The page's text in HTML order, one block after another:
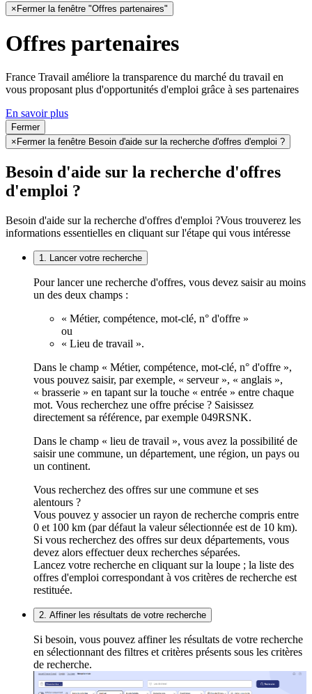
×Fermer la fenêtre "Offres partenaires"
Offres partenaires
France Travail améliore la transparence du marché du travail en
vous proposant plus d'opportunités d'emploi grâce à ses partenaires
En savoir plus
Fermer
× Fermer la fenêtre Besoin d'aide sur la recherche d'offres d'emploi ?
Besoin d'aide sur la recherche d'offres
d'emploi ?
Besoin d'aide sur la recherche d'offres d'emploi ?Vous trouverez les
informations essentielles en cliquant sur l'étape qui vous intéresse
1. Lancer votre recherche
Pour lancer une recherche d'offres, vous devez saisir au moins
un des deux champs :
« Métier, compétence, mot-clé, n° d'offre »
ou
« Lieu de travail ».
Dans le champ « Métier, compétence, mot-clé, n° d'offre »,
vous pouvez saisir, par exemple, « serveur », « anglais »,
« brasserie » en tapant sur la touche « entrée » entre chaque
mot. Vous recherchez une offre précise ? Saisissez
directement sa référence, par exemple 049RSNK.
Dans le champ « lieu de travail », vous avez la possibilité de
saisir une commune, un département, une région, un pays ou
un continent.
Vous recherchez des offres sur une commune et ses
alentours ?
Vous pouvez y associer un rayon de recherche compris entre
0 et 100 km (par défaut la valeur sélectionnée est de 10 km).
Si vous recherchez des offres sur deux départements, vous
devez alors effectuer deux recherches séparées.
Lancez votre recherche en cliquant sur la loupe ; la liste des
offres d'emploi correspondant à vos critères de recherche est
restituée.
2. Affiner les résultats de votre recherche
Si besoin, vous pouvez affiner les résultats de votre recherche
en sélectionnant des filtres et critères présents sous les critères
de recherche.